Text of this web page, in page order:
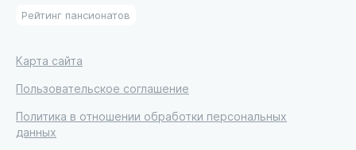
Рейтинг пансионатов
Карта сайта
Пользовательское соглашение
Политика в отношении обработки персональных
данных